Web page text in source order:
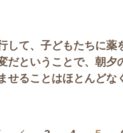
して、子どもたちに薬
だということで、朝夕
せることはほとんどな